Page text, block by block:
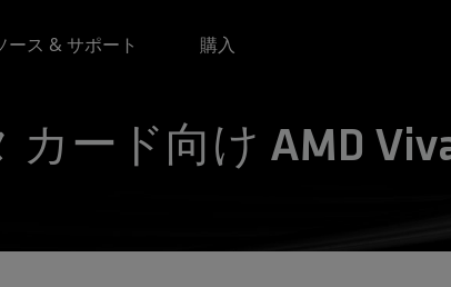
ース & サポート 購入
ード向け AMD